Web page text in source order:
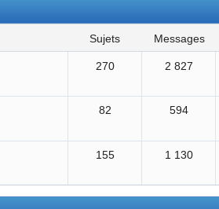
sujets messages
270 2 827
82 594
155 1 130